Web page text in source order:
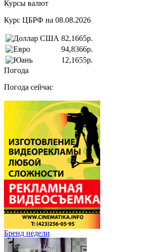
Курсы валют
Курс ЦБРФ на 08.08.2026
82,1665р.
94,8366р.
12,1655р.
Погода
Погода сейчас
Бренд недели